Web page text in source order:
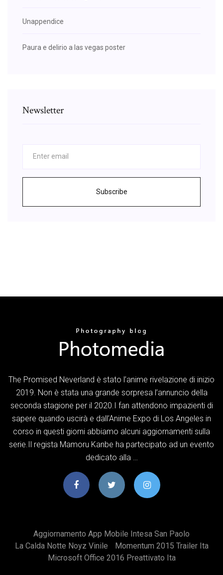
Unappendice
Paura e delirio a las vegas poster
Newsletter
Subscribe
The Promised Neverland è stato l’anime rivelazione di inizio
2019. Non è stata una grande sorpresa l’annuncio della
seconda stagione per il 2020.I fan attendono impazienti di
sapere quando uscirà e dall’Anime Expo di Los Angeles in
corso in questi giorni abbiamo alcuni aggiornamenti sulla
serie.Il regista Mamoru Kanbe ha partecipato ad un evento
dedicato alla …
Aggiornamento App Mobile Intesa San Paolo
La Calda Notte Noyz Vinile
Momentum 2015 Trailer Ita
Microsoft Office 2016 Preattivato Ita